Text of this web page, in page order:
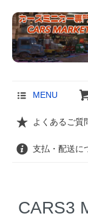
MENU
よくあるご質
支払・配送に
CARS3